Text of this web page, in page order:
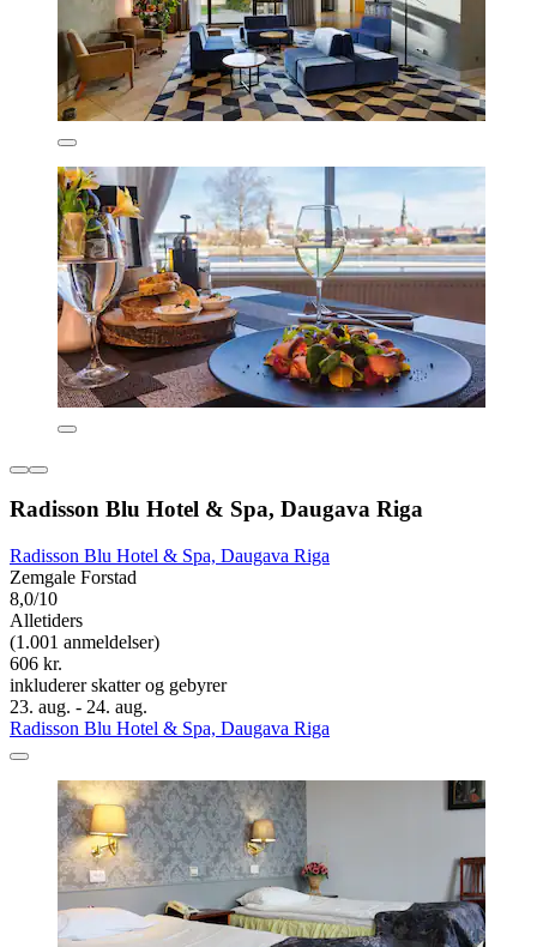
Radisson Blu Hotel & Spa, Daugava Riga
Radisson Blu Hotel & Spa, Daugava Riga
Zemgale Forstad
8,0/10
Alletiders
(1.001 anmeldelser)
606 kr.
inkluderer skatter og gebyrer
23. aug. - 24. aug.
Radisson Blu Hotel & Spa, Daugava Riga